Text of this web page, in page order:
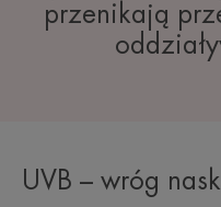
przenikają
UVB – wróg